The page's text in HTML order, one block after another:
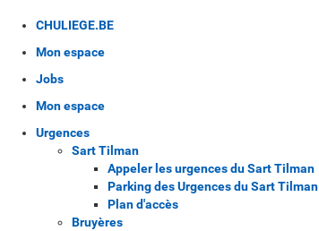
CHULIEGE.BE
Mon espace
Jobs
Mon espace
Urgences
Sart Tilman
Appeler les urgences du Sart Tilman
Parking des Urgences du Sart Tilman
Plan d'accès
Bruyères